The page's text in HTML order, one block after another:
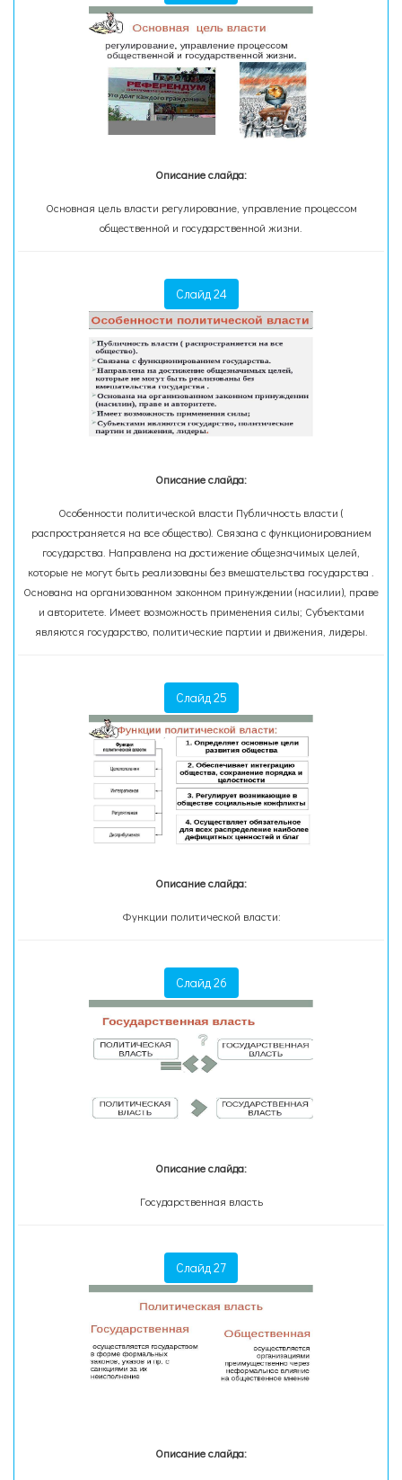
Описание слайда:
Основная цель власти регулирование, управление процессом
общественной и государственной жизни.
Слайд 24
Описание слайда:
Особенности политической власти Публичность власти (
распространяется на все общество). Связана с функционированием
государства. Направлена на достижение общезначимых целей,
которые не могут быть реализованы без вмешательства государства .
Основана на организованном законном принуждении (насилии), праве
и авторитете. Имеет возможность применения силы; Субъектами
являются государство, политические партии и движения, лидеры.
Слайд 25
Описание слайда:
Функции политической власти:
Слайд 26
Описание слайда:
Государственная власть
Слайд 27
Описание слайда: